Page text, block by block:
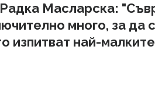
Масларска:
много, за да
изпитват най-